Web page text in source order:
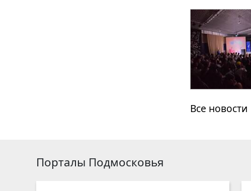
Все новости
Порталы Подмосковья